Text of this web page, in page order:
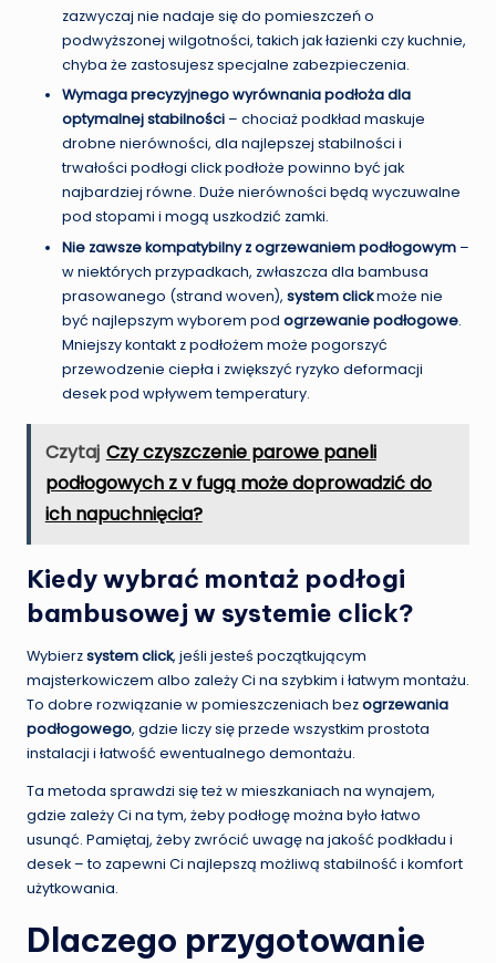
zazwyczaj nie nadaje się do pomieszczeń o
podwyższonej wilgotności, takich jak łazienki czy kuchnie,
chyba że zastosujesz specjalne zabezpieczenia.
Wymaga precyzyjnego wyrównania podłoża dla
optymalnej stabilności – chociaż podkład maskuje
drobne nierówności, dla najlepszej stabilności i
trwałości podłogi click podłoże powinno być jak
najbardziej równe. Duże nierówności będą wyczuwalne
pod stopami i mogą uszkodzić zamki.
Nie zawsze kompatybilny z ogrzewaniem podłogowym –
w niektórych przypadkach, zwłaszcza dla bambusa
prasowanego (strand woven), system clickmoże nie
być najlepszym wyborem pod ogrzewanie podłogowe.
Mniejszy kontakt z podłożem może pogorszyć
przewodzenie ciepła i zwiększyć ryzyko deformacji
desek pod wpływem temperatury.
Czytaj Czy czyszczenie parowe paneli
podłogowych z v fugą może doprowadzić do
ich napuchnięcia?
Kiedy wybrać montaż podłogi
bambusowej w systemie click?
Wybierzsystem click, jeśli jesteś początkującym
majsterkowiczem albo zależy Ci na szybkim i łatwym montażu.
To dobre rozwiązanie w pomieszczeniach bezogrzewania
podłogowego, gdzie liczy się przede wszystkim prostota
instalacji i łatwość ewentualnego demontażu.
Ta metoda sprawdzi się też w mieszkaniach na wynajem,
gdzie zależy Ci na tym, żeby podłogę można było łatwo
usunąć. Pamiętaj, żeby zwrócić uwagę na jakość podkładu i
desek – to zapewni Ci najlepszą możliwą stabilność i komfort
użytkowania.
Dlaczego przygotowanie